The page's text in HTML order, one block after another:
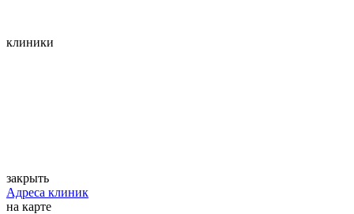
клиники
закрыть
Адреса клиник
на карте